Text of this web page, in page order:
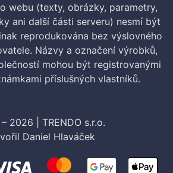
webu (texty, obrázky, parametry,
ani další části serveru) nesmí být
reprodukována bez výslovného
Názvy a označení výrobků,
mohou být registrovanými
příslušných vlastníků.
2026 | TRENDO s.r.o.
Daniel Hlaváček